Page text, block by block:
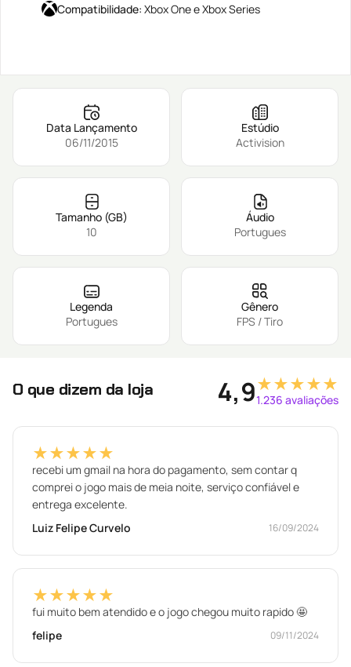
Compatibilidade: Xbox One e Xbox Series
Data Lançamento
06/11/2015
Estúdio
Activision
Tamanho (GB)
10
Áudio
Portugues
Legenda
Portugues
Gênero
FPS / Tiro
O que dizem da loja 4,9★★★★★
1.236 avaliações
★★★★★
recebi um gmail na hora do pagamento, sem contar q
comprei o jogo mais de meia noite, serviço confiável e
entrega excelente.
Luiz Felipe Curvelo
16/09/2024
★★★★★
fui muito bem atendido e o jogo chegou muito rapido 🤩
felipe
09/11/2024